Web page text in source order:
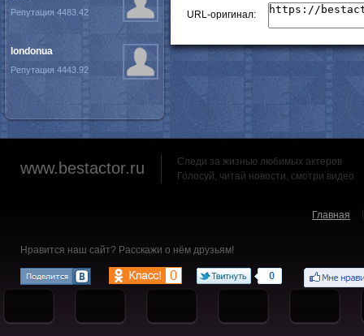
URL-оригинал:
Репутация 4483.42
londonua
Репутация 4443.92
www.bestactor.ru
Следи за жизнью любимых актеров
Голосуй, читай новости, смотри видео
Главная
Нравится наш сайт? Расскажи о нём друзьям!